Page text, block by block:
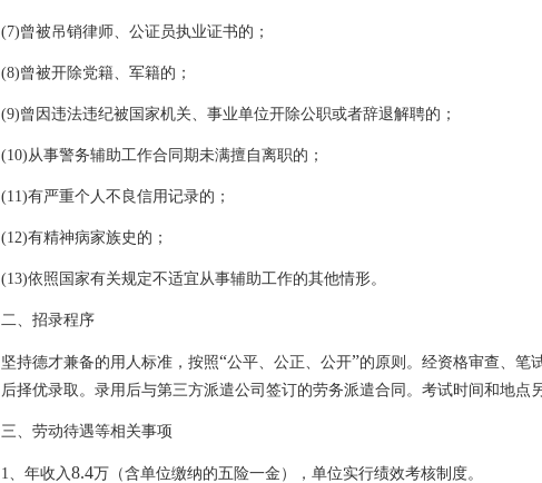
(7)曾被吊销律师、公证员执业证书的；
(8)曾被开除党籍、军籍的；
(9)曾因违法违纪被国家机关、事业单位开除公职或者辞退解聘的；
(10)从事警务辅助工作合同期未满擅自离职的；
(11)有严重个人不良信用记录的；
(12)有精神病家族史的；
(13)依照国家有关规定不适宜从事辅助工作的其他情形。
二、招录程序
坚持德才兼备的用人标准，按照“公平、公正、公开”的原则。经资格审查、笔
后择优录取。录用后与第三方派遣公司签订的劳务派遣合同。考试时间和地点
三、劳动待遇等相关事项
1、年收入8.4万（含单位缴纳的五险一金），单位实行绩效考核制度。